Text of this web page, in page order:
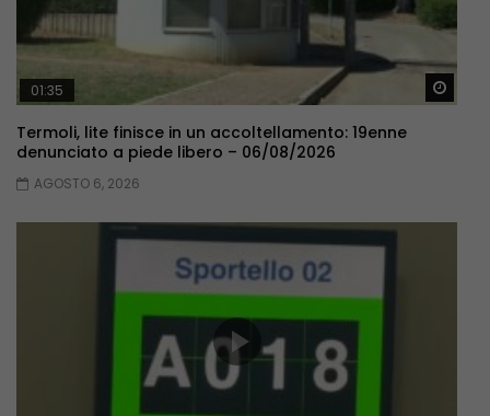
01:35
Termoli, lite finisce in un accoltellamento: 19enne
denunciato a piede libero – 06/08/2026
AGOSTO 6, 2026